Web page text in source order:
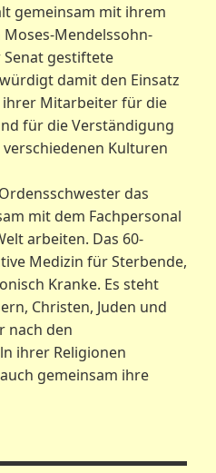
gemeinsam mit ihrem
Moses-Mendelssohn-
Senat gestiftete
damit den Einsatz
Mitarbeiter für die
für die Verständigung
Kulturen
das
mit dem Fachpersonal
arbeiten. Das 60-
Medizin für Sterbende,
Kranke. Es steht
Christen, Juden und
nach den
ihrer Religionen
gemeinsam ihre